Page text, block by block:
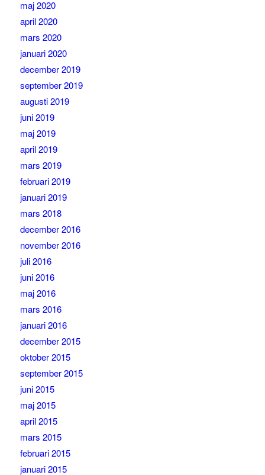
maj 2020
april 2020
mars 2020
januari 2020
december 2019
september 2019
augusti 2019
juni 2019
maj 2019
april 2019
mars 2019
februari 2019
januari 2019
mars 2018
december 2016
november 2016
juli 2016
juni 2016
maj 2016
mars 2016
januari 2016
december 2015
oktober 2015
september 2015
juni 2015
maj 2015
april 2015
mars 2015
februari 2015
januari 2015